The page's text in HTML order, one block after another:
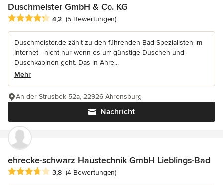
Duschmeister GmbH & Co. KG
Durchschnittliche Bewertung: 4.2 von 5 Sternen
4,2 (5 Bewertungen)
Duschmeister.de zählt zu den führenden Bad-Spezialisten im
Internet –nicht nur wenn es um günstige Duschen und
Duschkabinen geht. Das in Ahre...
Mehr
Nachricht
An der Strusbek 52a, 22926 Ahrensburg
ehrecke-schwarz Haustechnik GmbH Lieblings-Bad
Durchschnittliche Bewertung: 3.8 von 5 Sternen
3,8 (4 Bewertungen)